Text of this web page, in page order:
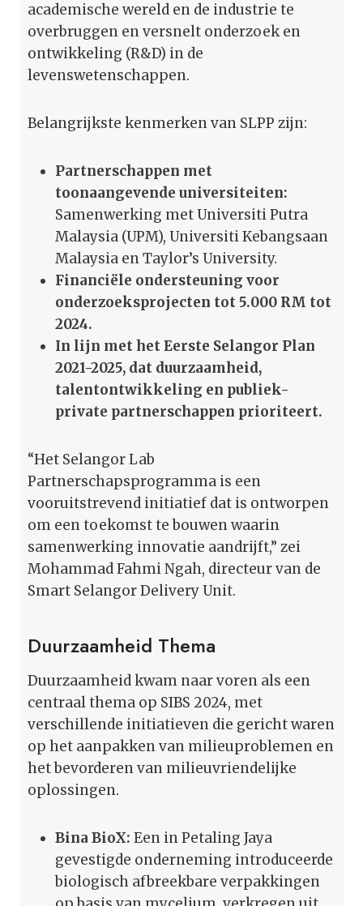
academische wereld en de industrie te
overbruggen en versnelt onderzoek en
ontwikkeling (R&D) in de
levenswetenschappen.
Belangrijkste kenmerken van SLPP zijn:
Partnerschappen met
toonaangevende universiteiten:
Samenwerking met Universiti Putra
Malaysia (UPM), Universiti Kebangsaan
Malaysia en Taylor’s University.
Financiële ondersteuning voor
onderzoeksprojecten tot 5.000 RM tot
2024.
In lijn met het Eerste Selangor Plan
2021-2025, dat duurzaamheid,
talentontwikkeling en publiek-
private partnerschappen prioriteert.
“Het Selangor Lab
Partnerschapsprogramma is een
vooruitstrevend initiatief dat is ontworpen
om een toekomst te bouwen waarin
samenwerking innovatie aandrijft,” zei
Mohammad Fahmi Ngah, directeur van de
Smart Selangor Delivery Unit.
Duurzaamheid Thema
Duurzaamheid kwam naar voren als een
centraal thema op SIBS 2024, met
verschillende initiatieven die gericht waren
op het aanpakken van milieuproblemen en
het bevorderen van milieuvriendelijke
oplossingen.
Bina BioX: Een in Petaling Jaya
gevestigde onderneming introduceerde
biologisch afbreekbare verpakkingen